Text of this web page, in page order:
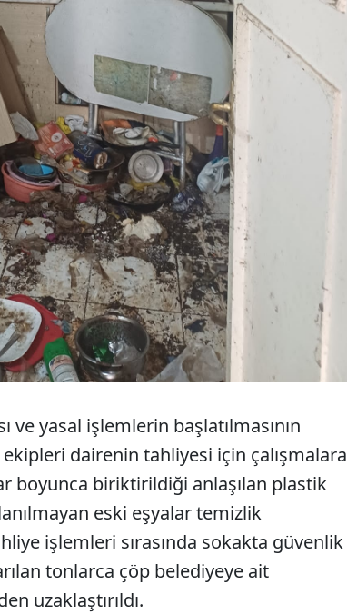
ve yasal işlemlerin başlatılmasının
dairenin tahliyesi için çalışmalara
boyunca biriktirildiği anlaşılan plastik
eski eşyalar temizlik
işlemleri sırasında sokakta güvenlik
tonlarca çöp belediyeye ait
uzaklaştırıldı.